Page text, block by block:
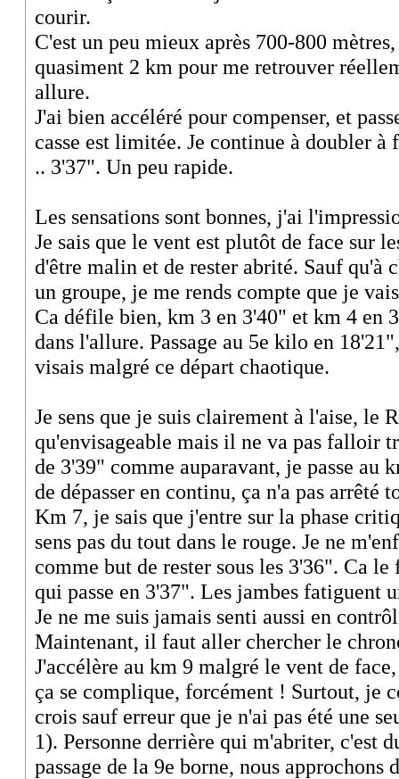
courir.
C'est un peu mieux après 700-800
quasiment 2 km pour me retrouver
allure.
J'ai bien accéléré pour compenser, et
casse est limitée. Je continue à doubler à
.. 3'37". Un peu rapide.
Les sensations sont bonnes, j'ai
Je sais que le vent est plutôt de face sur
d'être malin et de rester abrité. Sauf qu'à
un groupe, je me rends compte que je
Ca défile bien, km 3 en 3'40" et km 4 en
dans l'allure. Passage au 5e kilo en
visais malgré ce départ chaotique.
Je sens que je suis clairement à l'aise, le
qu'envisageable mais il ne va pas falloir
de 3'39" comme auparavant, je passe au
de dépasser en continu, ça n'a pas arrêté
Km 7, je sais que j'entre sur la phase
sens pas du tout dans le rouge. Je ne
comme but de rester sous les 3'36". Ca
qui passe en 3'37". Les jambes fatiguent
Je ne me suis jamais senti aussi en
Maintenant, il faut aller chercher le
J'accélère au km 9 malgré le vent de
ça se complique, forcément ! Surtout, je
crois sauf erreur que je n'ai pas été une
1). Personne derrière qui m'abriter, c'est
passage de la 9e borne, nous approchons